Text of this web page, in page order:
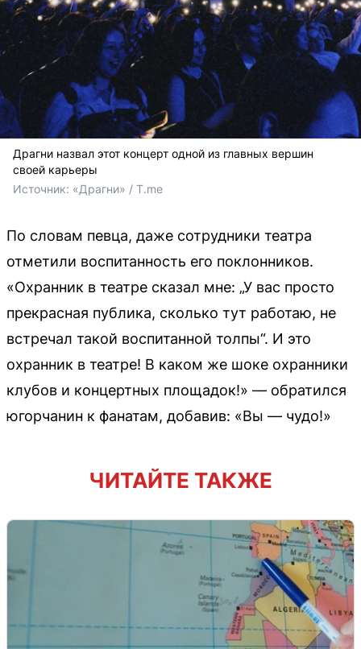
Драгни назвал этот концерт одной из главных вершин
своей карьеры
Источник: «Драгни» / T.me
По словам певца, даже сотрудники театра
отметили воспитанность его поклонников.
«Охранник в театре сказал мне: „У вас просто
прекрасная публика, сколько тут работаю, не
встречал такой воспитанной толпы“. И это
охранник в театре! В каком же шоке охранники
клубов и концертных площадок!» — обратился
югорчанин к фанатам, добавив: «Вы — чудо!»
ЧИТАЙТЕ ТАКЖЕ